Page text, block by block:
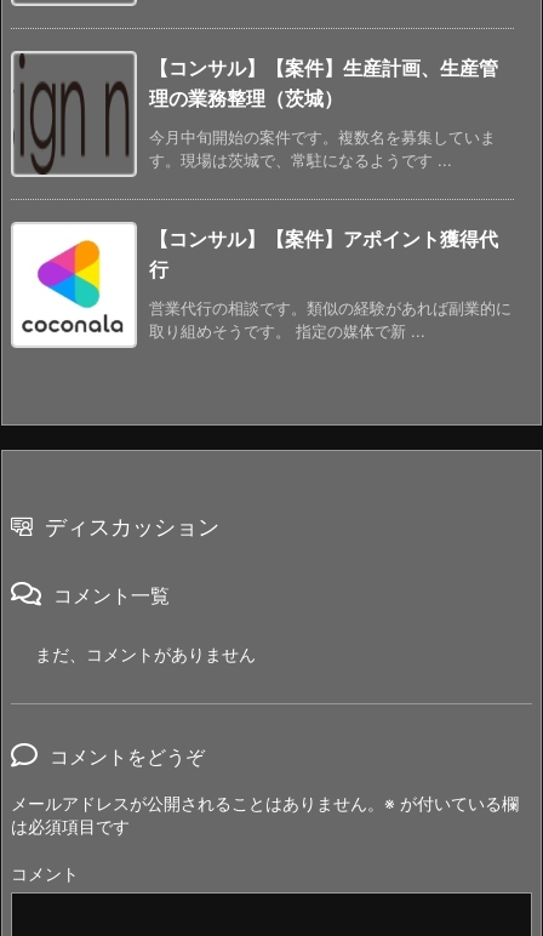
【コンサル】【案件】生産計画、生産管
理の業務整理（茨城）
今月中旬開始の案件です。複数名を募集していま
す。現場は茨城で、常駐になるようです ...
【コンサル】【案件】アポイント獲得代
行
営業代行の相談です。類似の経験があれば副業的に
取り組めそうです。 指定の媒体で新 ...
ディスカッション
コメント一覧
まだ、コメントがありません
コメントをどうぞ
メールアドレスが公開されることはありません。 ※ が付いている欄
は必須項目です
コメント